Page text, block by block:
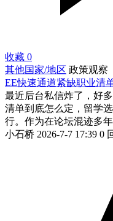
收藏 0
其他国家/地区 政策观察
EE快速通道紧缺职业清
最近后台私信炸了，好
清单到底怎么定，留学
行。作为在论坛混迹多
小石桥 2026-7-7 17:39 0